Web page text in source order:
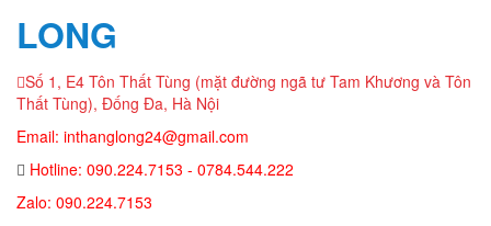
LONG
Số 1, E4 Tôn Thất Tùng (mặt đường ngã tư Tam Khương và Tôn
Thất Tùng), Đống Đa, Hà Nội
Email: inthanglong24@gmail.com
Hotline: 090.224.7153 - 0784.544.222
Zalo: 090.224.7153